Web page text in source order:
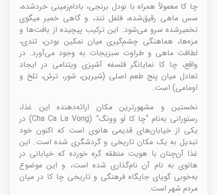
چا کا معمولاً همراه با نودل برنجی، بادام‌زمینی خردشده،
سس ماهی رقیق‌شده، فلفل تند، و گاهی خمیر میگوی
تخمیرشده سرو می‌شود. این ترکیب پیچیده از بافت‌ها و
مزه‌ها، هماهنگی چشم‌گیری میان نمکین بودن، تندی،
لطافت ماهی و طراوت سبزیجات به وجود می‌آورد. در
واقع، چا کا نمایانگر فلسفه آشپزی ویتنامی در ایجاد
تعادل میان پنج طعم اصلی (شیرین، شور، ترش، تلخ و
اومامی) است.
نخستین و مشهورترین مکان ارائه‌دهنده این غذا،
رستورانی به‌نام “چا کا لَو وونگ” (Cha Ca La Vong) در
یکی از خیابان‌های قدیمی هانوی است که اکنون خود
تبدیل به یک مکان تاریخی و گردشگری شده است. این
غذا آن‌چنان با هویت منطقه گره خورده که خیابانی در
هانوی به نام آن نام‌گذاری شده است، و این موضوع
به‌خوبی گویای جایگاه فرهنگی و تاریخی چا کا در میان
مردم شهر است.